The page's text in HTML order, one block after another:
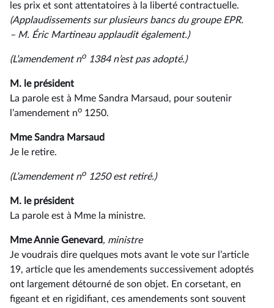
les prix et sont attentatoires à la liberté contractuelle.
(Applaudissements surplusieurs bancs du groupe EPR.
–⁠ M. Éric Martineau applaudit également.)
(L’amendement no 1384 n’est pas adopté.)
M. le président
La parole est à Mme Sandra Marsaud, pour soutenir
l’amendement no 1250.
Mme Sandra Marsaud
Je le retire.
(L’amendement no 1250 est retiré.)
M. le président
La parole est à Mme la ministre.
Mme Annie Genevard, ministre
Je voudrais dire quelques mots avant le vote sur l’article
19, article que les amendements successivement adoptés
ont largement détourné de son objet. En corsetant, en
figeant et en rigidifiant, ces amendements sont souvent